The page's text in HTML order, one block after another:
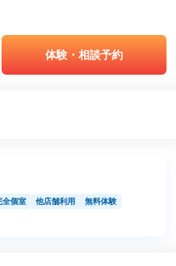
体験・相談予約
全個室 他店舗利用
無料体験